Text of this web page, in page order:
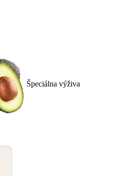
Špeciálna výživa